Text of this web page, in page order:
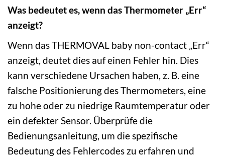
Was bedeutet es, wenn das Thermometer „Err“
anzeigt?
Wenn das THERMOVAL baby non-contact „Err“
anzeigt, deutet dies auf einen Fehler hin. Dies
kann verschiedene Ursachen haben, z. B. eine
falsche Positionierung des Thermometers, eine
zu hohe oder zu niedrige Raumtemperatur oder
ein defekter Sensor. Überprüfe die
Bedienungsanleitung, um die spezifische
Bedeutung des Fehlercodes zu erfahren und